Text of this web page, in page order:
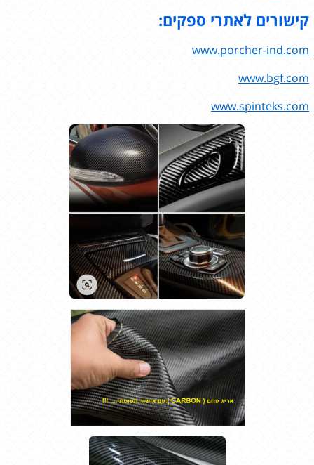
קישורים לאתרי ספקים:
www.porcher-ind.com
www.bgf.com
www.spinteks.com